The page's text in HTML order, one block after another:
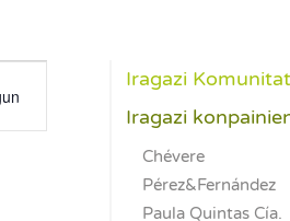
Iragazi
Iragazi
Chévere
Pérez&Fernández
Paula Quintas Cía.